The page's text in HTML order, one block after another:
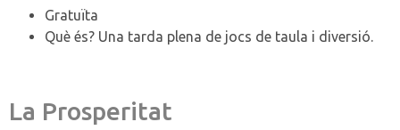
Gratuïta
Què és? Una tarda plena de jocs de taula i diversió.
La Prosperitat